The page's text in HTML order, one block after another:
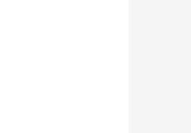
Plně se zapojí do
dobrovolníků v